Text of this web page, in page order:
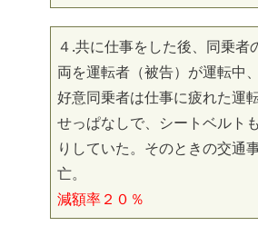
４.共に仕事をした後、同乗者
両を運転者（被告）が運転中、
好意同乗者は仕事に疲れた運
せっぱなしで、シートベルト
りしていた。そのときの交通
亡。
減額率２０％